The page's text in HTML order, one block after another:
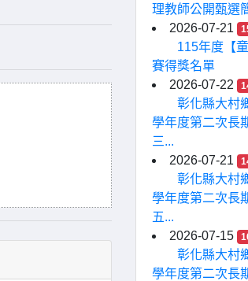
理教師公開甄選
2026-07-21
115年度【
賽得獎名單
2026-07-22
彰化縣大村
學年度第二次長
三...
2026-07-21
彰化縣大村
學年度第二次長
五...
2026-07-15
彰化縣大村
學年度第二次長